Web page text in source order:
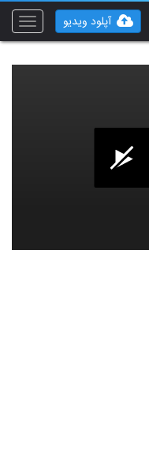
Toggle
آپلود ویدیو